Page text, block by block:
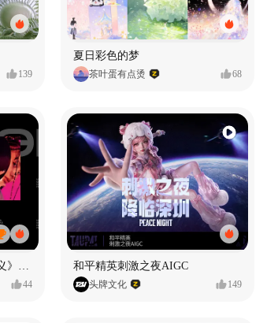
139
夏日彩色的梦
茶叶蛋有点烫 68
44
和平精英刺激之夜AIGC
头牌文化 149